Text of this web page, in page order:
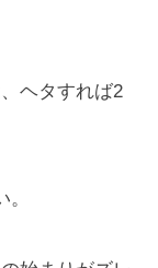
ヘタすれば2